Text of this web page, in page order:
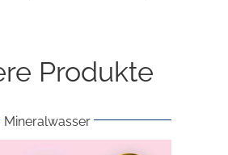
Produkte
Mineralwasser